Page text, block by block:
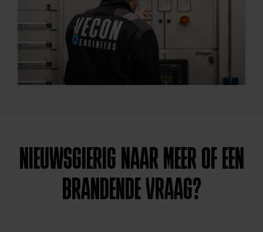
NIEUWSGIERIG NAAR MEER OF EEN
BRANDENDE VRAAG?